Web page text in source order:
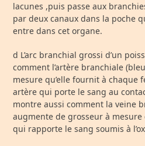
lacunes ,puis passe aux
par deux canaux dans la poche
entre dans cet organe.
d L’arc branchial grossi d’un
comment l’artère branchiale
mesure qu’elle fournit à
artère qui porte le sang au
montre aussi comment la veine
augmente de grosseur à mesure
qui rapporte le sang soumis à